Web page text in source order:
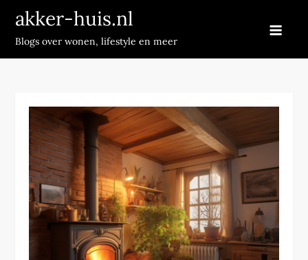
content
akker-huis.nl
Blogs over wonen, lifestyle en meer